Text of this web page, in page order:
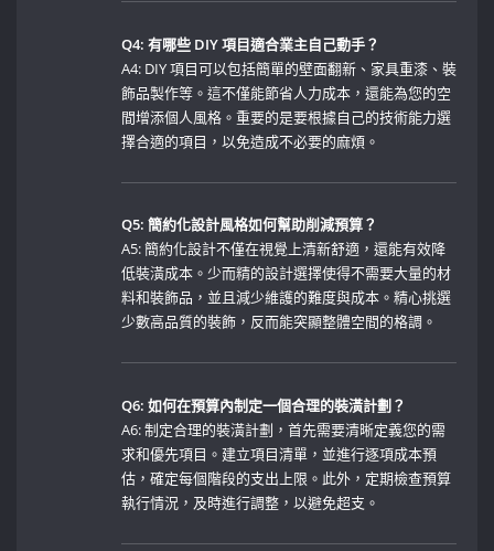
Q4: 有哪些 DIY 項目適合業主自己動手？
A4: ​DIY 項目可以包括簡單的壁面翻新、家具重漆、裝
飾品製作等。這不僅能節省人力成本，還能為您的空
間增添個人風格。重要的是要根據自己的技術能力選
擇合適的項目，以免造成不必要的麻煩。
Q5: 簡約化設計風格如何幫助削減預算？
A5: 簡約化設計不僅在視覺上清新舒適，還能有效降
低裝潢成本。少而精的設計選擇使得不需要大量的材
料和裝飾品，並且減少維護的難度與成本。精心挑選
少數高品質的裝飾，反而能突顯整體空間的格調。
Q6: 如何在預算內制定一個合理的裝潢計劃？
A6: 制定合理的裝潢計劃，首先需要清晰定義您的需
求和優先項目。建立項目清單，並進行逐項成本預
估，確定每個階段的支出上限。此外，定期檢查預算
執行情況，及時進行調整，以避免超支。